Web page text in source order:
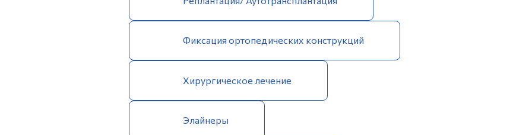
Фиксация ортопедических конструкций
Хирургическое лечение
Элайнеры